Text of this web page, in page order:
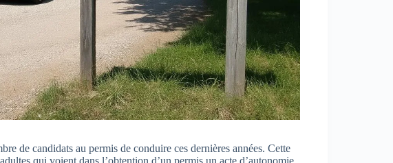
de candidats au permis de conduire ces dernières années. Cette
qui voient dans l’obtention d’un permis un acte d’autonomie